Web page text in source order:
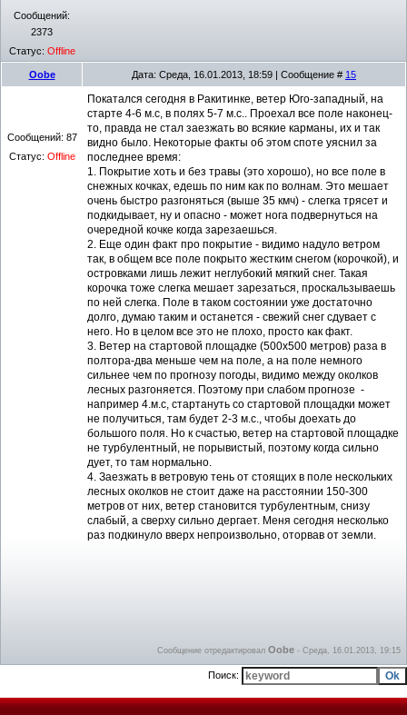
Сообщений:
2373
Статус: Offline
Oobe Дата: Среда, 16.01.2013, 18:59 | Сообщение # 15
Сообщений: 87
Статус: Offline
Покатался сегодня в Ракитинке, ветер Юго-западный, на
старте 4-6 м.с, в полях 5-7 м.с.. Проехал все поле наконец-
то, правда не стал заезжать во всякие карманы, их и так
видно было. Некоторые факты об этом споте уяснил за
последнее время:
1. Покрытие хоть и без травы (это хорошо), но все поле в
снежных кочках, едешь по ним как по волнам. Это мешает
очень быстро разгоняться (выше 35 кмч) - слегка трясет и
подкидывает, ну и опасно - может нога подвернуться на
очередной кочке когда зарезаешься.
2. Еще один факт про покрытие - видимо надуло ветром
так, в общем все поле покрыто жестким снегом (корочкой), и
островками лишь лежит неглубокий мягкий снег. Такая
корочка тоже слегка мешает зарезаться, проскальзываешь
по ней слегка. Поле в таком состоянии уже достаточно
долго, думаю таким и останется - свежий снег сдувает с
него. Но в целом все это не плохо, просто как факт.
3. Ветер на стартовой площадке (500х500 метров) раза в
полтора-два меньше чем на поле, а на поле немного
сильнее чем по прогнозу погоды, видимо между околков
лесных разгоняется. Поэтому при слабом прогнозе -
например 4.м.с, стартануть со стартовой площадки может
не получиться, там будет 2-3 м.с., чтобы доехать до
большого поля. Но к счастью, ветер на стартовой площадке
не турбулентный, не порывистый, поэтому когда сильно
дует, то там нормально.
4. Заезжать в ветровую тень от стоящих в поле нескольких
лесных околков не стоит даже на расстоянии 150-300
метров от них, ветер становится турбулентным, снизу
слабый, а сверху сильно дергает. Меня сегодня несколько
раз подкинуло вверх непроизвольно, оторвав от земли.
Сообщение отредактировал Oobe - Среда, 16.01.2013, 19:15
Поиск: